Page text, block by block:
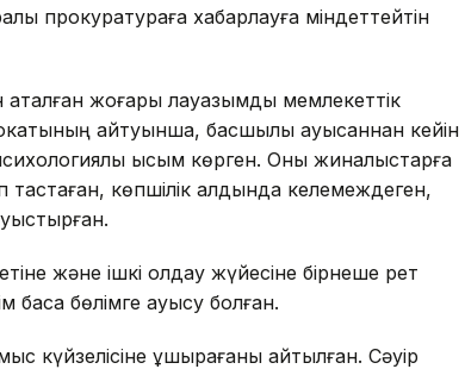
прокуратураға хабарлауға міндеттейтін
аталған жоғары лауазымды мемлекеттік
айтуынша, басшылық ауысқаннан кейін
қысым көрген. Оны жиналыстарға
тастаған, көпшілік алдында келемеждеген,
және ішкі қолдау жүйесіне бірнеше рет
бөлімге ауысу болған.
күйзелісіне ұшырағаны айтылған. Сәуір